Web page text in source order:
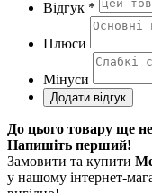
Відгук *
Плюси
Мінуси
До цього товару ще
Напишіть перший!
Замовити та купити
у нашому інтернет-